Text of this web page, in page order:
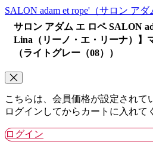
SALON adam et rope' （サロン アダ
サロン アダム エ ロペ SALON
Lina（リーノ・エ・リーナ）】
（ライトグレー（08））
こちらは、会員価格が設定されて
ログインしてからカートに入れて
ログイン